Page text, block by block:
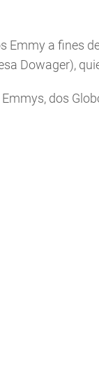
Emmy a fines
Dowager),
dos